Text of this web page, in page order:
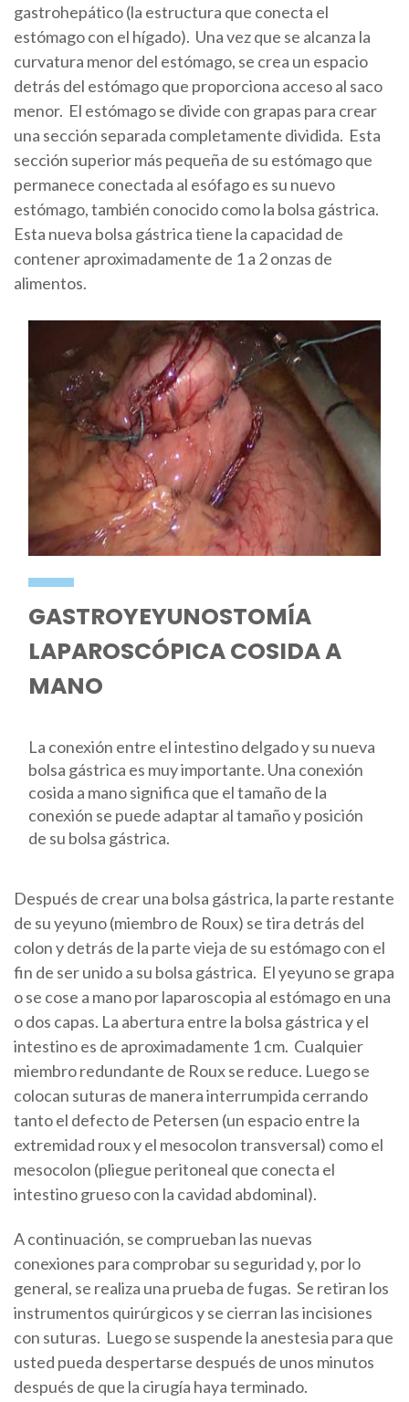
gastrohepático (la estructura que conecta el
estómago con el hígado). Una vez que se alcanza la
curvatura menor del estómago, se crea un espacio
detrás del estómago que proporciona acceso al saco
menor. El estómago se divide con grapas para crear
una sección separada completamente dividida. Esta
sección superior más pequeña de su estómago que
permanece conectada al esófago es su nuevo
estómago, también conocido como la bolsa gástrica.
Esta nueva bolsa gástrica tiene la capacidad de
contener aproximadamente de 1 a 2 onzas de
alimentos.
GASTROYEYUNOSTOMÍA
LAPAROSCÓPICA COSIDA A
MANO
La conexión entre el intestino delgado y su nueva
bolsa gástrica es muy importante. Una conexión
cosida a mano significa que el tamaño de la
conexión se puede adaptar al tamaño y posición
de su bolsa gástrica.
Después de crear una bolsa gástrica, la parte restante
de su yeyuno (miembro de Roux) se tira detrás del
colon y detrás de la parte vieja de su estómago con el
fin de ser unido a su bolsa gástrica. El yeyuno se grapa
o se cose a mano por laparoscopia al estómago en una
o dos capas. La abertura entre la bolsa gástrica y el
intestino es de aproximadamente 1 cm. Cualquier
miembro redundante de Roux se reduce. Luego se
colocan suturas de manera interrumpida cerrando
tanto el defecto de Petersen (un espacio entre la
extremidad roux y el mesocolon transversal) como el
mesocolon (pliegue peritoneal que conecta el
intestino grueso con la cavidad abdominal).
A continuación, se comprueban las nuevas
conexiones para comprobar su seguridad y, por lo
general, se realiza una prueba de fugas. Se retiran los
instrumentos quirúrgicos y se cierran las incisiones
con suturas. Luego se suspende la anestesia para que
usted pueda despertarse después de unos minutos
después de que la cirugía haya terminado.